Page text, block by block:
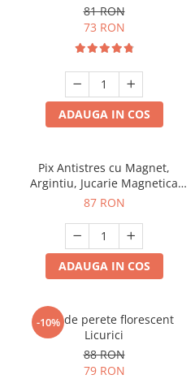
81 RON
73 RON
ADAUGA IN COS
Pix Antistres cu Magnet,
Argintiu, Jucarie Magnetica
pentru Birou
87 RON
ADAUGA IN COS
-10%
Ceas de perete florescent
Licurici
88 RON
79 RON